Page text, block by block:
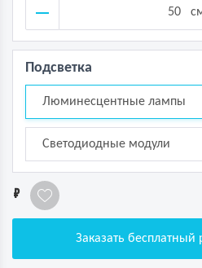
Подсветка
Люминесцентные лампы
Светодиодные модули
1
Заказать бесплатный